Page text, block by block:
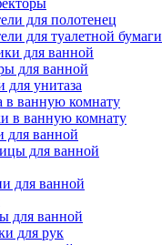
для полотенец
для туалетной бумаги
для ванной
для ванной
унитаза
в ванную комнату
в ванную комнату
для ванной
для ванной
для ванной
для ванной
для рук